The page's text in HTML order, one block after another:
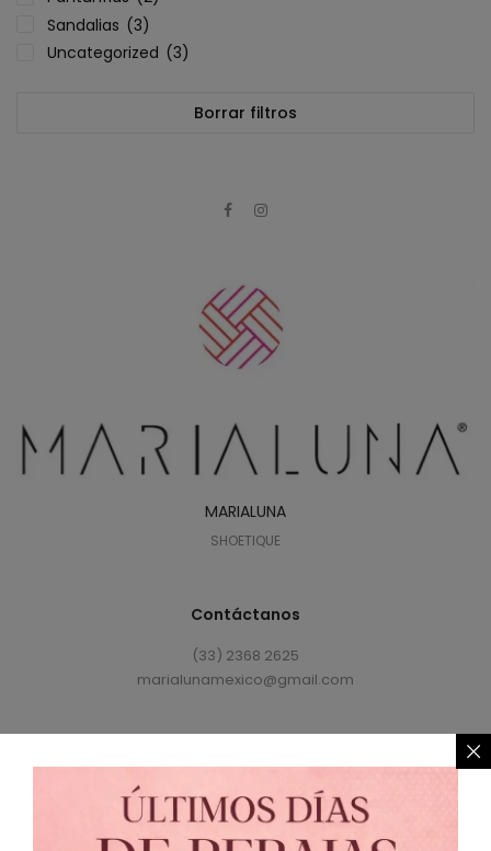
Sandalias (3)
Uncategorized (3)
Borrar filtros
MARIALUNA
SHOETIQUE
Contáctanos
(33) 2368 2625
marialunamexico@gmail.com